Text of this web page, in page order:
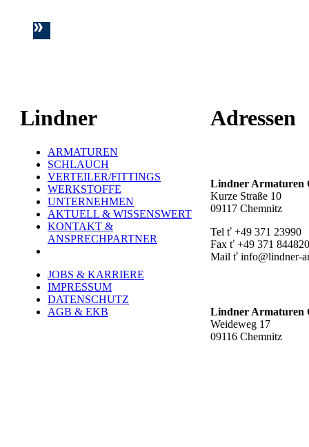
Lindner
ARMATUREN
SCHLAUCH
VERTEILER/FITTINGS
WERKSTOFFE
UNTERNEHMEN
AKTUELL & WISSENSWERT
KONTAKT &
ANSPRECHPARTNER
JOBS & KARRIERE
IMPRESSUM
DATENSCHUTZ
AGB & EKB
Adressen
Lindner Armaturen
Kurze Straße 10
09117 Chemnitz
Tel ť +49 371 23990
Fax ť +49 371
Mail ť info@lindner-
Lindner Armaturen
Weideweg 17
09116 Chemnitz